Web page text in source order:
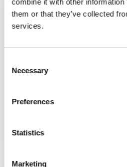
them or that they’ve collected
services.
Necessary
Preferences
Statistics
Marketing
långskylt med Cylindervred - Polerad
235461